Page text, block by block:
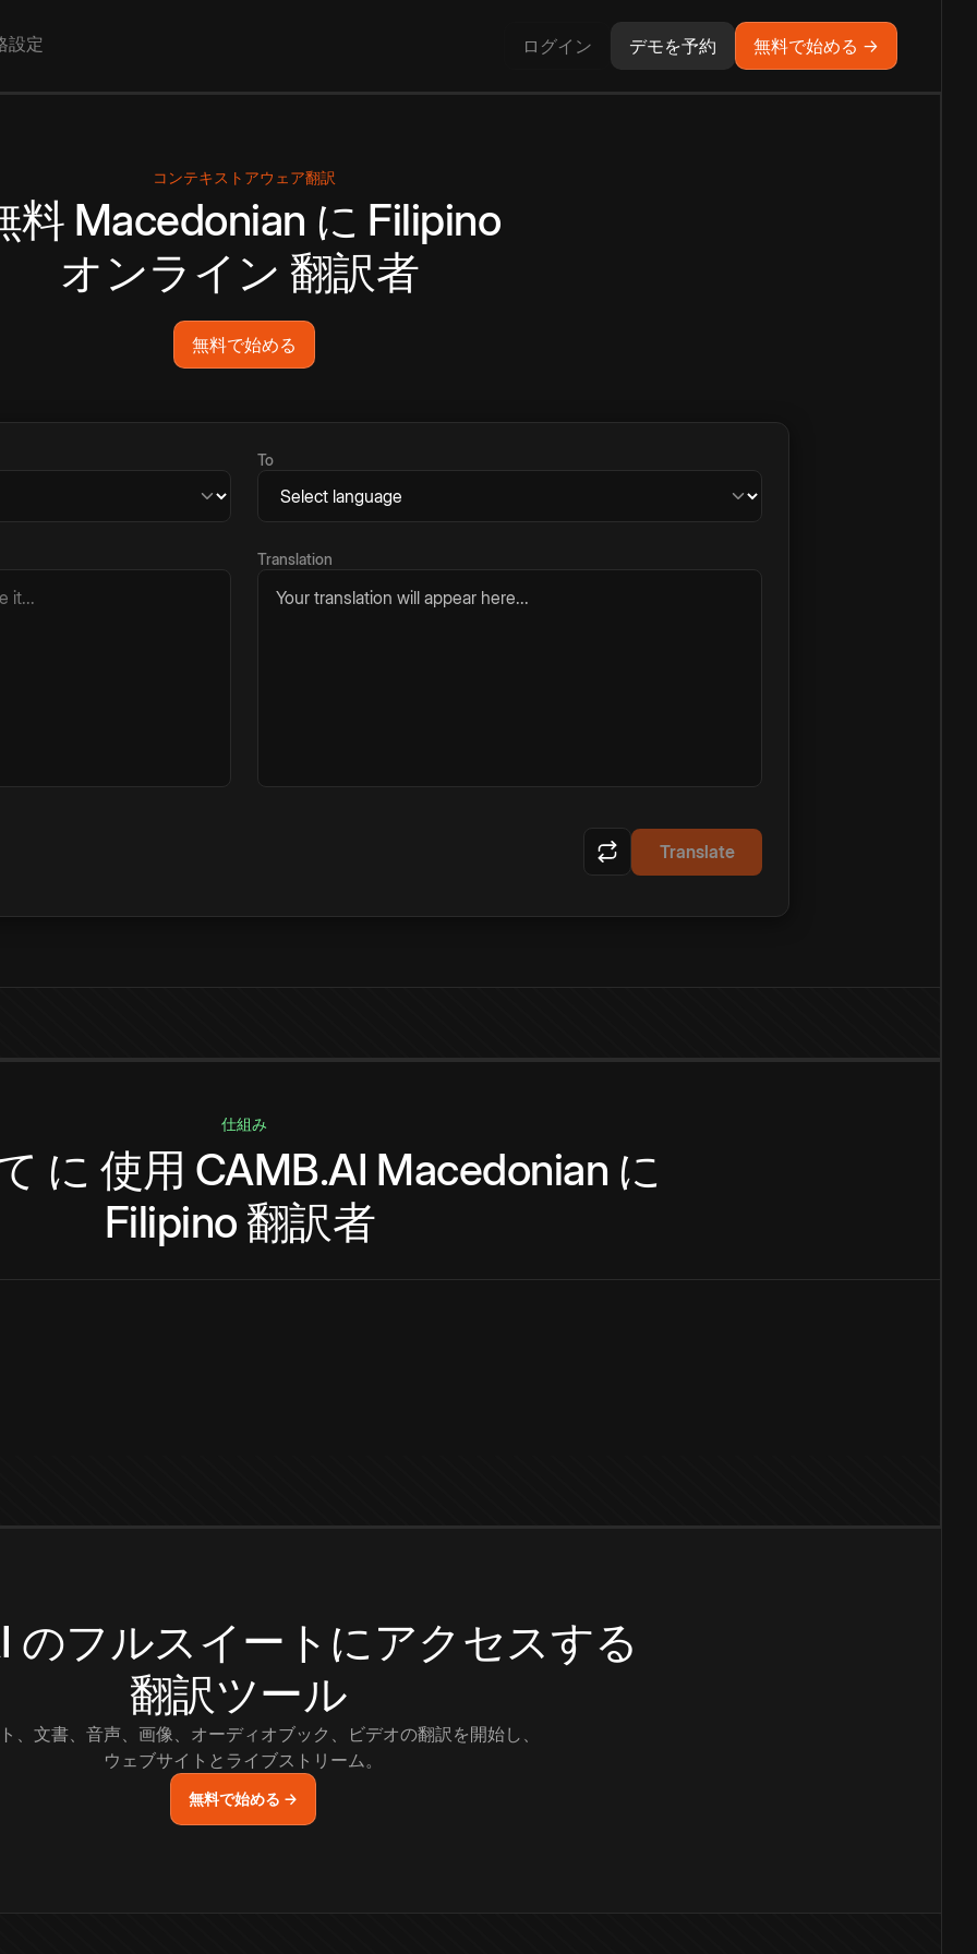
設定 ログイン デモを予約 無料で始める →
コンテキストアウェア翻訳
料 Macedonian に Filipino
オンライン 翻訳者
無料で始める
To
Translation
Your translation will appear here...
Translate
仕組み
に 使用 CAMB.AI Macedonian に
Filipino 翻訳者
のフルスイートにアクセスする
翻訳ツール
、文書、音声、画像、オーディオブック、ビデオの翻訳を開始し、
ウェブサイトとライブストリーム。
無料で始める →